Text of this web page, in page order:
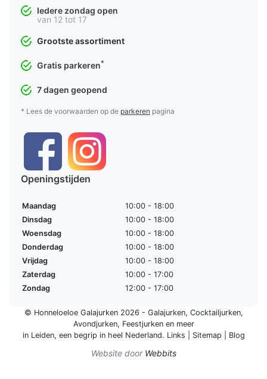
Iedere zondag open
van 12 tot 17
Grootste assortiment
Gratis parkeren*
7 dagen geopend
* Lees de voorwaarden op de parkeren pagina
Openingstijden
Maandag
10:00 - 18:00
Dinsdag
10:00 - 18:00
Woensdag
10:00 - 18:00
Donderdag
10:00 - 18:00
Vrijdag
10:00 - 18:00
Zaterdag
10:00 - 17:00
Zondag
12:00 - 17:00
© Honneloeloe Galajurken 2026 - Galajurken, Cocktailjurken,
Avondjurken, Feestjurkenen meer
in Leiden, een begrip in heel Nederland. Links Sitemap Blog
Website door Webbits